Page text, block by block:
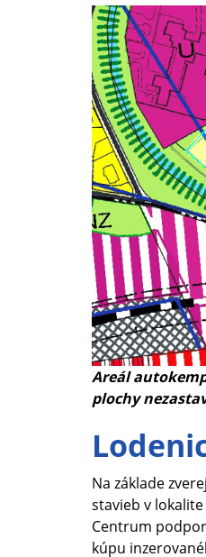
Areál
plochy
Na základe
stavieb v
Centrum
kúpu